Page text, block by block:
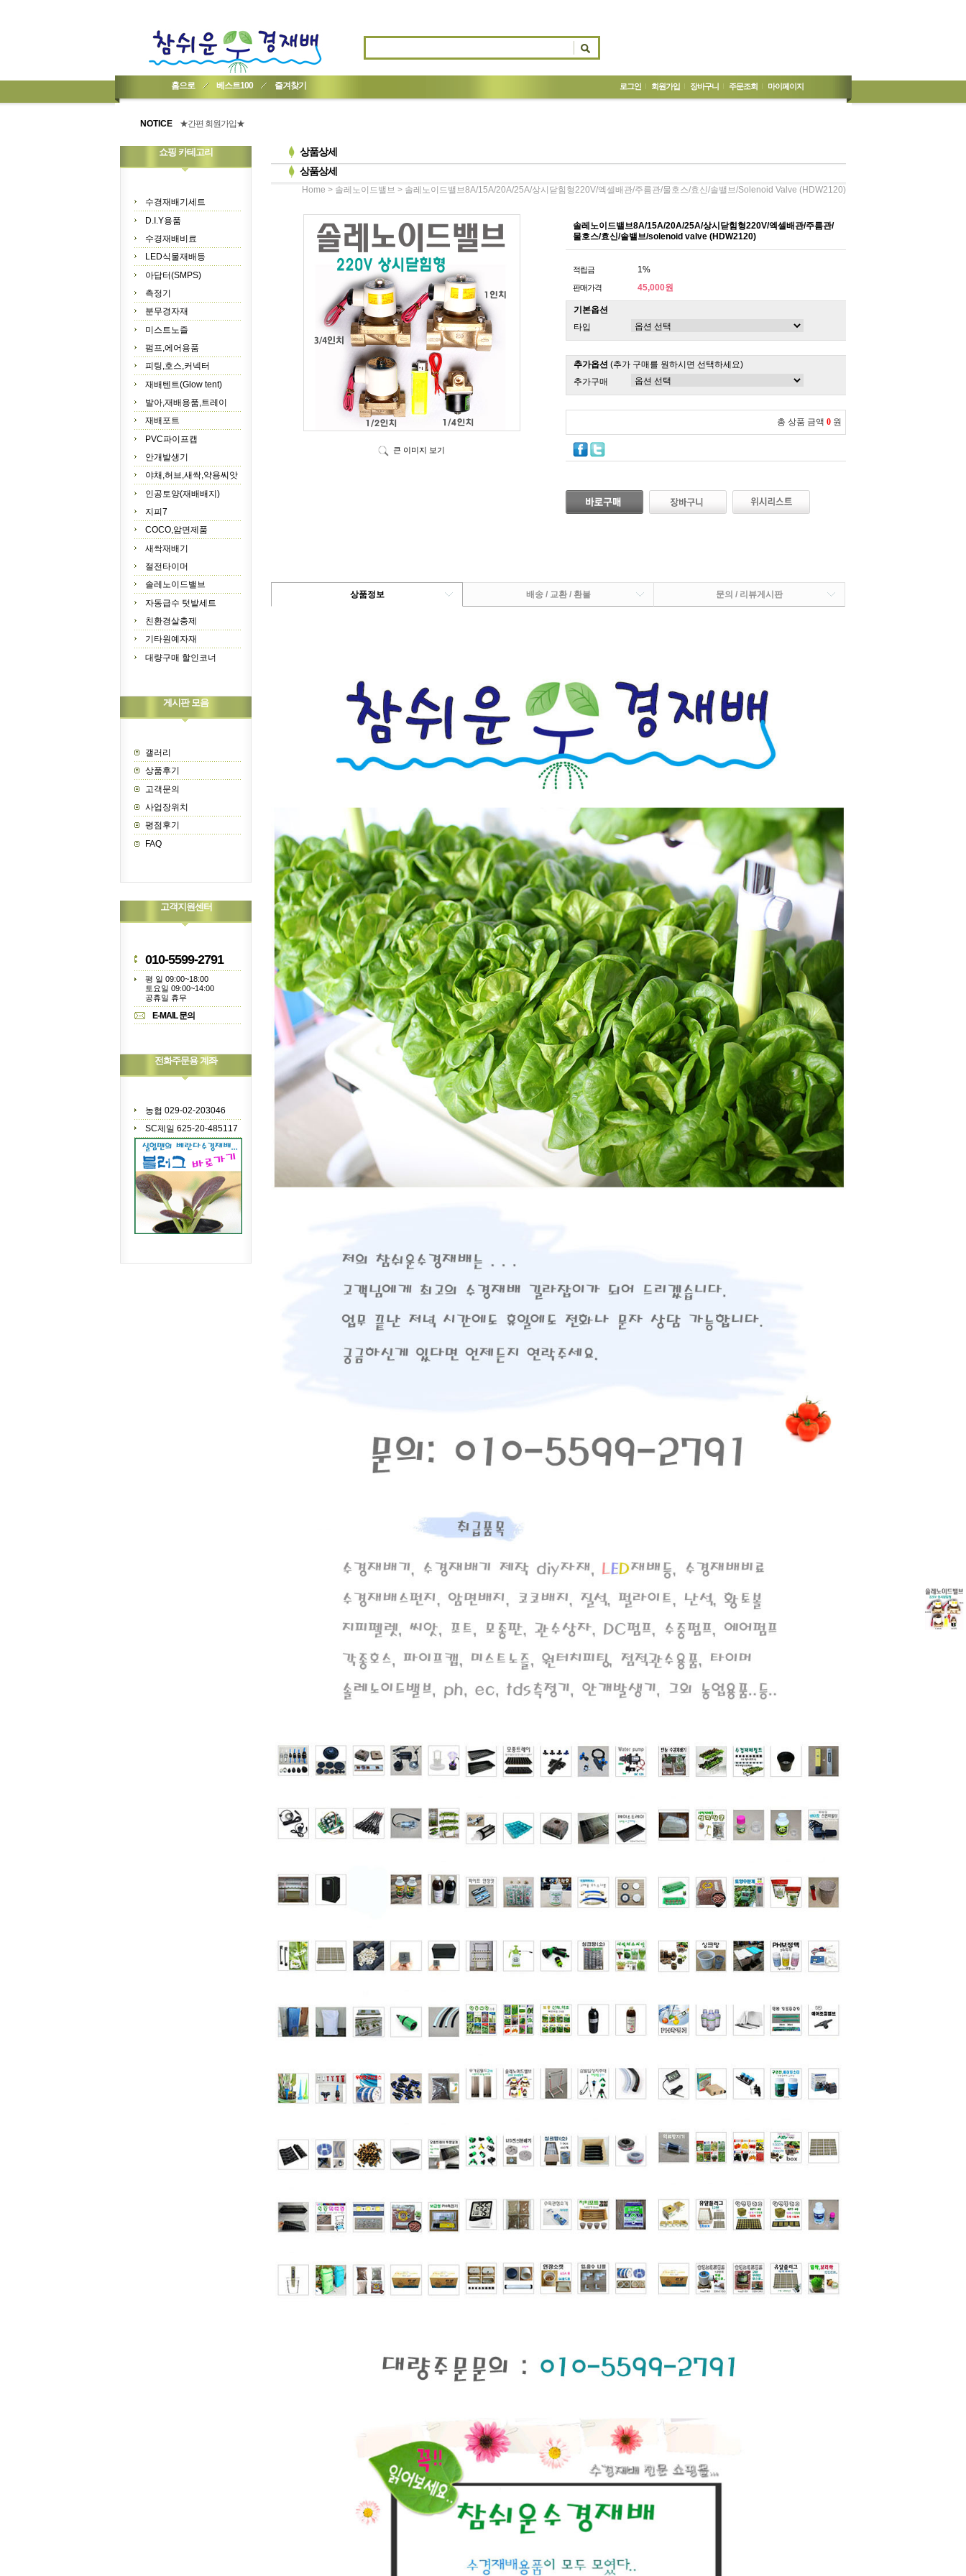
홈으로 베스트100 즐겨찾기 로그인 회원가입 장바구니 주문조회 마이페이지
NOTICE
★기업회원가입 방법..
★간편 회원가입★
쇼핑 카테고리
수경재배기세트
D.I.Y용품
수경재배비료
LED식물재배등
아답터(SMPS)
측정기
분무경자재
미스트노즐
펌프,에어용품
피팅,호스,커넥터
재배텐트(Glow tent)
발아,재배용품,트레이
재배포트
PVC파이프캡
안개발생기
야채,허브,새싹,약용씨앗
인공토양(재배배지)
지피7
COCO,암면제품
새싹재배기
절전타이머
솔레노이드밸브
자동급수 텃밭세트
친환경살충제
기타원예자재
대량구매 할인코너
게시판 모음
갤러리
상품후기
고객문의
사업장위치
평점후기
FAQ
고객지원센터
010-5599-2791
평 일 09:00~18:00
토요일 09:00~14:00
공휴일 휴무
E-MAIL 문의
전화주문용 계좌
농협 029-02-203046
SC제일 625-20-485117
상품상세
상품상세
Home > 솔레노이드밸브 > 솔레노이드밸브8A/15A/20A/25A/상시닫힘형220V/엑셀배관/주름관/물호스/효신/솔밸브/solenoid Valve (HDW2120)
큰 이미지 보기
솔레노이드밸브8A/15A/20A/25A/상시닫힘형220V/엑셀배관/주름관/
물호스/효신/솔밸브/solenoid valve (HDW2120)
적립금 1%
판매가격 45,000원
기본옵션
타입
추가옵션 (추가 구매를 원하시면 선택하세요)
추가구매
총 상품 금액 0 원
상품정보 배송 / 교환 / 환불 문의 / 리뷰게시판